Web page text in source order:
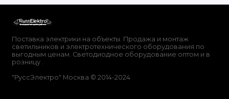
Поставка электрики на объекты. Продажа и монтаж
светильников и электротехнического оборудования по
выгодным ценам. Светодиодное оборудование оптом и в
розницу .
"РуссЭлектро" Москва © 2014-2024